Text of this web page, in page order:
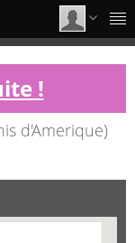
!
d'Amerique)